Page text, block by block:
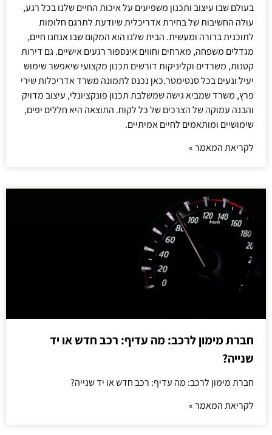
בעולם שבו עיצוב ותכנון משפיעים על איכות החיים שלנו בכל רגע,
עולה החשיבות של בחירת אדריכלית שיודעת לתרגם חלומות
לתוכנית ברורה ומעשית. הבית שלנו הוא המקום שבו אנחנו חיים,
מגדלים משפחה, מארחים וחווים אינספור רגעים אישיים. גם דירות
קטנות, משרדים וקליניקות דורשים תכנון מקצועי שיאפשר שימוש
יעיל ונעים בכל סנטימטר.כאן נכנס לתמונה משרד אדריכלות שירי
פרץ, משרד שמביא גישה שמשלבת תכנון פונקציונלי, עיצוב מדויק
והבנה עמוקה של הצרכים של כל לקוח. התוצאה היא חללים יפים,
שימושיים ומותאמים לחיים אמיתיים.
לקריאת המאמר »
חברת מימון לרכב: מה עדיף: רכב חדש או יד
שנייה?
חברת מימון לרכב: מה עדיף: רכב חדש או יד שנייה?
לקריאת המאמר »